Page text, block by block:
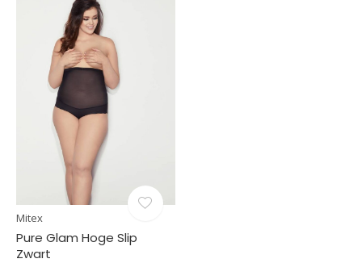
Mitex
Pure Glam Hoge Slip
Zwart